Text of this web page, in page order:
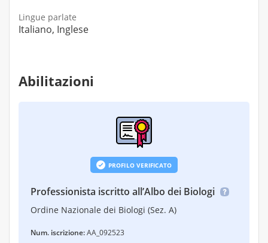
Lingue parlate
Italiano, Inglese
Abilitazioni
PROFILO VERIFICATO
Professionista iscritto all’Albo dei Biologi
Ordine Nazionale dei Biologi (Sez. A)
Num. iscrizione:AA_092523